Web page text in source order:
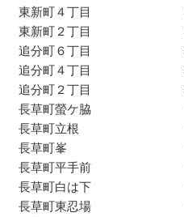
東新町４丁目
東新町２丁目
追分町６丁目
追分町４丁目
追分町２丁目
長草町螢ケ脇
長草町立根
長草町峯
長草町平手前
長草町白は下
長草町東忍場